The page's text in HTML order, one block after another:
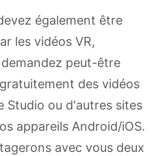
également être
les vidéos VR,
peut-être
des vidéos
Studio ou d'autres sites
appareils Android/iOS.
avec vous deux